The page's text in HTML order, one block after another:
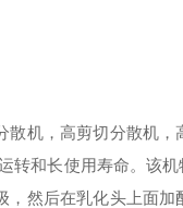
机，高剪切分散机
转和长使用寿命。该
然后在乳化头上面